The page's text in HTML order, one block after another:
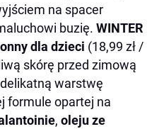
na spacer
buzię. WINTER
dla dzieci (18,99 zł /
skórę przed zimową
warstwę
formule opartej na
, oleju ze